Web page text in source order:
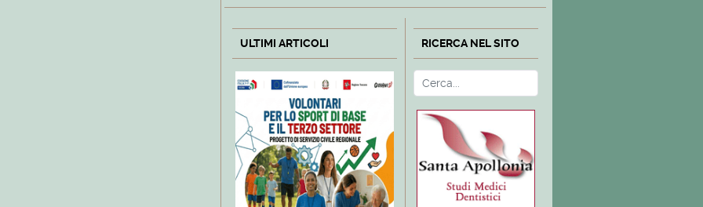
ULTIMI ARTICOLI RICERCA NEL SITO
Cerca Type 2 or more characters